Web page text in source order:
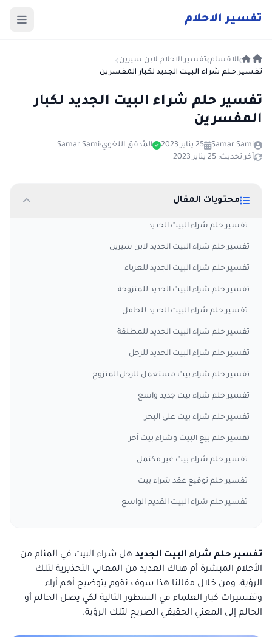
تفسير الاحلام
الاقسام تفسير الاحلام لابن سيرين
تفسير حلم شراء البيت الجديد لكبار المفسرين
تفسير حلم شراء البيت الجديد لكبار
المفسرين
Samar Sami 25 يناير 2023 المُدقق اللغوي:Samar Sami
آخر تحديث: 25 يناير 2023
محتويات المقال
تفسير حلم شراء البيت الجديد
تفسير حلم شراء البيت الجديد لابن سيرين
تفسير حلم شراء البيت الجديد للعزباء
تفسير حلم شراء البيت الجديد للمتزوجة
تفسير حلم شراء البيت الجديد للحامل
تفسير حلم شراء البيت الجديد للمطلقة
تفسير حلم شراء البيت الجديد للرجل
تفسير حلم شراء بيت مستعمل للرجل المتزوج
تفسير حلم شراء بيت جديد واسع
تفسير حلم شراء بيت على البحر
تفسير حلم بيع البيت وشراء بيت آخر
تفسير حلم شراء بيت غير مكتمل
تفسير حلم توقيع عقد شراء بيت
تفسير حلم شراء البيت القديم الواسع
تفسير حلم شراء البيت الجديد هل شراء البيت في المنام من
الأحلام المبشرة أم هناك العديد من المعاني التحذيرية لتلك
الرؤية، ومن خلال مقالنا هذا سوف نقوم بتوضيح أهم أراء
وتفسيرات كبار العلماء في السطور التالية لكي يصل الحالم أو
الحالم إلى المعني الحقيقي الصريح لتلك الرؤية.